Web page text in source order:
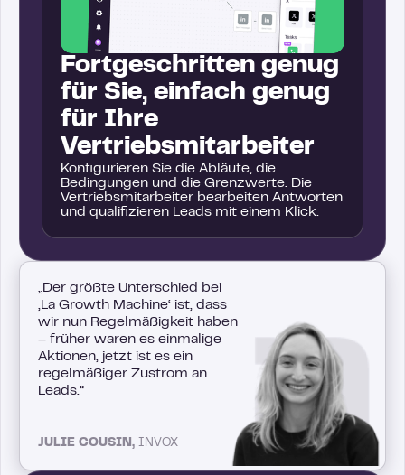
Fortgeschritten genug
für Sie, einfach genug
für Ihre
Vertriebsmitarbeiter
Konfigurieren Sie die Abläufe, die
Bedingungen und die Grenzwerte. Die
Vertriebsmitarbeiter bearbeiten Antworten
und qualifizieren Leads mit einem Klick.
„Der größte Unterschied bei
‚La Growth Machine‘ ist, dass
wir nun Regelmäßigkeit haben
– früher waren es einmalige
Aktionen, jetzt ist es ein
regelmäßiger Zustrom an
Leads.“
JULIE COUSIN, INVOX